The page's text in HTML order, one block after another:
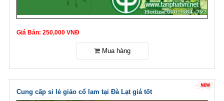
Giá Bán: 250,000 VNĐ
Cung cấp sỉ lẻ giảo cổ lam tại Đà Lạt giá tốt